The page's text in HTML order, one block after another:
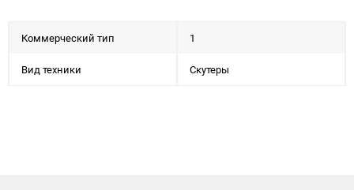
Коммерческий тип 1
Вид техники Скутеры